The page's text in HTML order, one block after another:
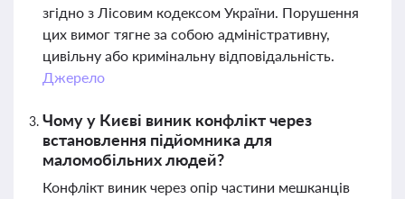
згідно з Лісовим кодексом України. Порушення
цих вимог тягне за собою адміністративну,
цивільну або кримінальну відповідальність.
Джерело
Чому у Києві виник конфлікт через
встановлення підйомника для
маломобільних людей?
Конфлікт виник через опір частини мешканців